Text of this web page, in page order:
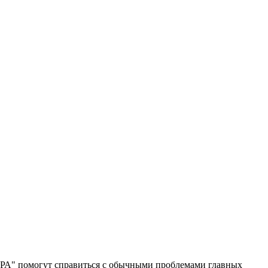
помогут справиться с обычными проблемами главных